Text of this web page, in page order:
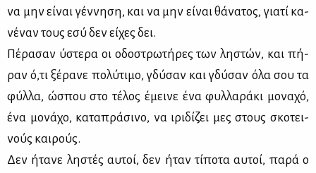
να μην εί­ναι γέν­νη­ση, και να μην εί­ναι θά­να­τος, για­τί κα­
νέ­ναν τους εσύ δεν εί­χες δει.
Πέ­ρα­σαν ύστε­ρα οι οδο­στρω­τή­ρες των λη­στών, και πή­
ραν ό,τι ξέ­ρα­νε πο­λύ­τι­μο, γδύ­σαν και γδύ­σαν όλα σου τα
φύλ­λα, ώσπου στο τέ­λος έμει­νε ένα φυλ­λα­ρά­κι μο­να­χό,
ένα μο­νά­χο, κα­τα­πρά­σι­νο, να ιρι­δί­ζει μες στους σκο­τει­
νούς και­ρούς.
Δεν ήτα­νε λη­στές αυ­τοί, δεν ήταν τί­πο­τα αυ­τοί, πα­ρά ο